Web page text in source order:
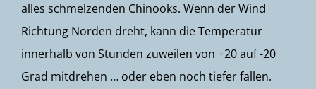
alles schmelzenden Chinooks. Wenn der Wind
Richtung Norden dreht, kann die Temperatur
innerhalb von Stunden zuweilen von +20 auf -20
Grad mitdrehen … oder eben noch tiefer fallen.